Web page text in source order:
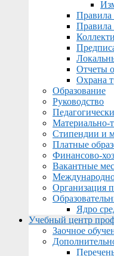
Правила
Правила
Отчеты о
Охрана
Образование
Руководство
Материально-
Стипендии и
Платные
Финансово-
Вакантные
Организация
Ядро
Учебный центр
Заочное